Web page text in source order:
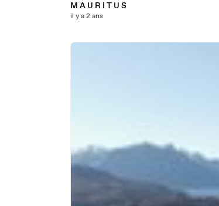
M A U R I T U S
il y a 2 ans